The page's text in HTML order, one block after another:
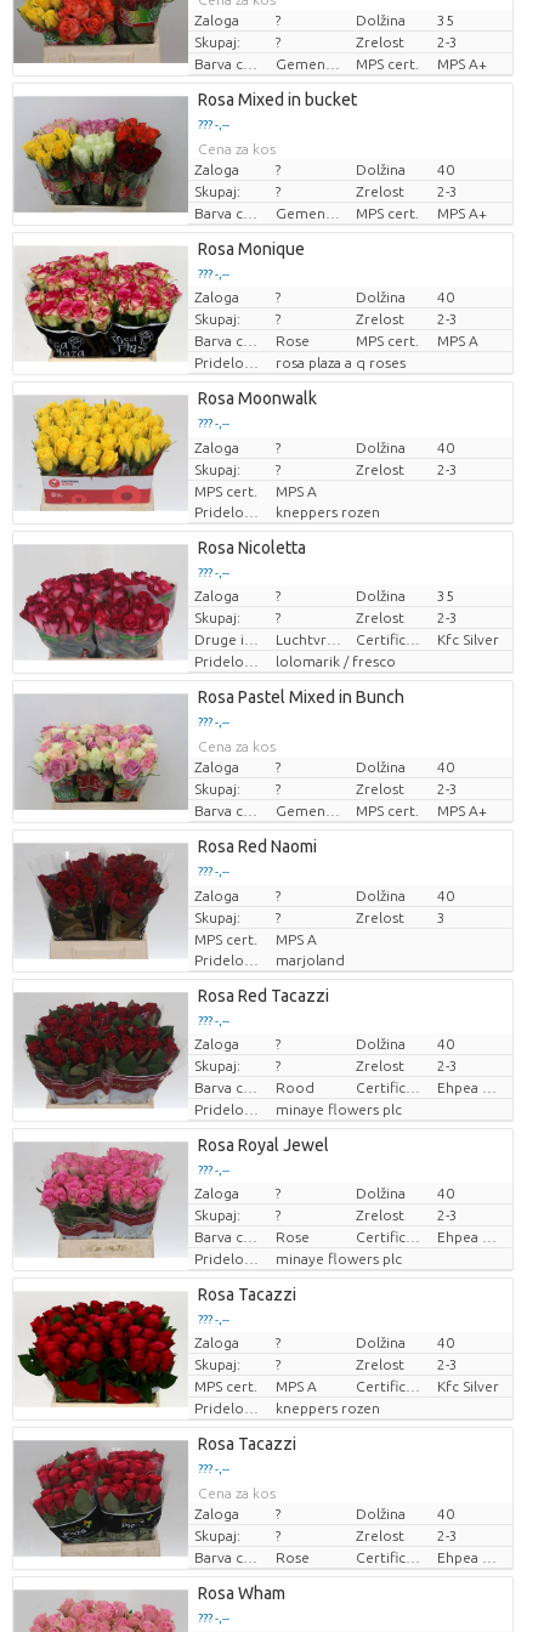
Zaloga
? Dolžina
35
Skupaj:
? Zrelost
2-3
Barva cvetov
MPS cert. MPS A+
Rosa Mixed in bucket
??? -,--
Cena za kos
Zaloga
? Dolžina
40
Skupaj:
? Zrelost
2-3
Barva cvetov
MPS cert. MPS A+
Rosa Monique
??? -,--
Cena za kos
Zaloga ? Dolžina
40
Skupaj:
? Zrelost
2-3
Barva cvetov
Rose MPS cert.
MPS A
rosa plaza a q roses
Rosa Moonwalk
??? -,--
Cena za kos
Zaloga ? Dolžina
40
Skupaj:
? Zrelost
2-3
MPS cert.
MPS A
kneppers rozen
Rosa Nicoletta
??? -,--
Cena za kos
Zaloga ? Dolžina
35
Skupaj:
? Zrelost
2-3
Luchtvracht
Kfc Silver
lolomarik / fresco
Rosa Pastel Mixed in Bunch
??? -,--
Cena za kos
Zaloga
? Dolžina
40
Skupaj:
? Zrelost
2-3
Barva cvetov
MPS cert. MPS A+
Rosa Red Naomi
??? -,--
Cena za kos
Zaloga ? Dolžina
40
Skupaj:
? Zrelost
3
MPS cert.
MPS A
marjoland
Rosa Red Tacazzi
??? -,--
Cena za kos
Zaloga ? Dolžina
40
Skupaj:
? Zrelost
2-3
Barva cvetov
Rood
minaye flowers plc
Rosa Royal Jewel
??? -,--
Cena za kos
Zaloga ? Dolžina
40
Skupaj:
? Zrelost
2-3
Barva cvetov
Rose
minaye flowers plc
Rosa Tacazzi
??? -,--
Cena za kos
Zaloga ? Dolžina
40
Skupaj:
? Zrelost
2-3
MPS cert.
MPS A
Kfc Silver
kneppers rozen
Rosa Tacazzi
??? -,--
Cena za kos
Zaloga
? Dolžina
40
Skupaj:
? Zrelost
2-3
Barva cvetov
Rose
Rosa Wham
??? -,--